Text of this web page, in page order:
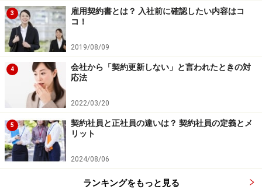
ね。2.と3.は、原則として「業務の適正な範囲」を超える
と考えられます。4.～6.は、何が「業務の適正な範囲」を
超えるかは業種や企業文化の影響を受け、具体的な判断
も行為が行われた状況や行為が継続的であるかどうかに
よって左右される部分があります。各企業・職場で認識
をそろえ、その範囲を明確にしておくことがポイントで
す。
次のページでは、 パワハラによる企業と従業員のダメー
ジを解説しています。
※記事内容は執筆時点のものです。最新の内容をご確認くださ
3
雇用契約書とは？ 入社前に確認したい内容はコ
コ！
2019/08/09
4
会社から「契約更新しない」と言われたときの対
応法
2022/03/20
5
契約社員と正社員の違いは？ 契約社員の定義とメ
リット
2024/08/06
ランキングをもっと見る